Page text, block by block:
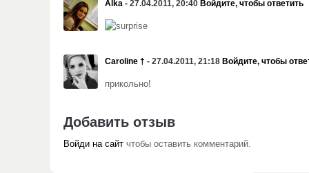
Alka - 27.04.2011, 20:40 Войдите, чтобы ответить
Caroline † - 27.04.2011, 21:18 Войдите, чтобы
прикольно!
Добавить отзыв
Войди на сайт чтобы оставить комментарий.